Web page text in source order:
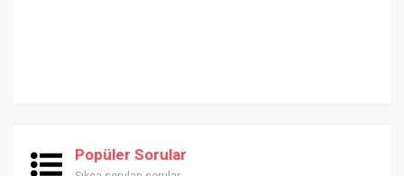
Popüler Sorular